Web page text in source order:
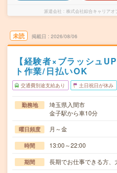
派遣会社 株式会社綜合キャリア
未読 掲載日 2026/08/06
【経験者×ブラッシュ
ト作業/日払いOK
交通費別途支給あり 土日祝日が休み
勤務地
埼玉県入間市
金子駅から車10分
曜日頻度 月～金
時間 13:00～22:00
期間 長期でお仕事できる方、